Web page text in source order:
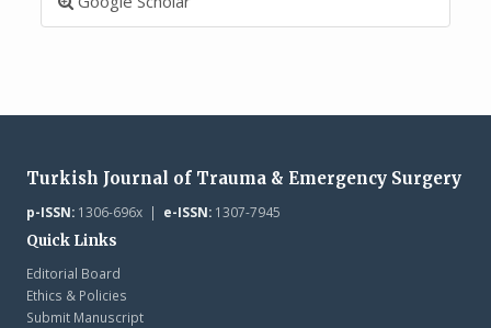
Turkish Journal of Trauma & Emergency Surgery
p-ISSN:1306-696x | e-ISSN:1307-7945
Quick Links
Editorial Board
Ethics & Policies
Submit Manuscript